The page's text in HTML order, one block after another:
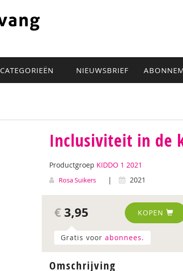
CATEGORIEËN NIEUWSBRIEF
Inclusiviteit in de
Productgroep KIDDO 1 2021
Rosa Suikers | 2021
€ 3,95 KOPEN
Gratis voor abonnees.
Omschrijving